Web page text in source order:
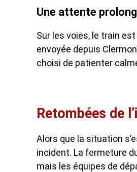
Une attente
Sur les voies, le train
envoyée depuis
choisi de patienter
Retombées de
Alors que la situation
incident. La fermeture
mais les équipes de